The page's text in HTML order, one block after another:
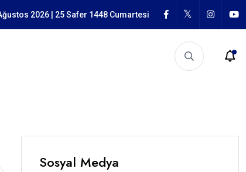
2026 | 25 Safer 1448 Cumartesi
Sosyal Medya